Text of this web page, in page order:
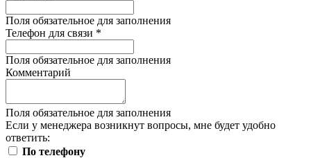
Поля обязательное для заполнения
Телефон для связи *
Поля обязательное для заполнения
Комментарий
Поля обязательное для заполнения
Если у менеджера возникнут вопросы, мне будет удобно
ответить:
По телефону